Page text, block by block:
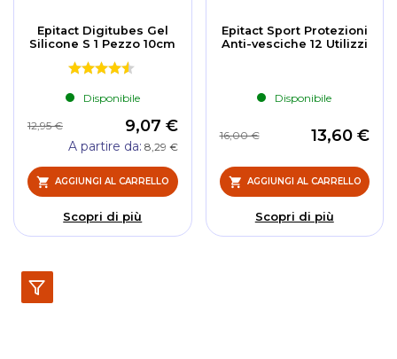
Epitact Digitubes Gel
Silicone S 1 Pezzo 10cm
Disponibile
9,07 €
12,95 €
A partire da 8,29 €
AGGIUNGI AL CARRELLO
Scopri di più
Epitact Sport Protezioni
Anti-vesciche 12 Utilizzi
Disponibile
13,60 €
16,00 €
AGGIUNGI AL CARRELLO
Scopri di più